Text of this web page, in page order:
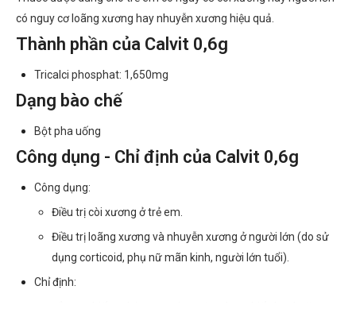
có nguy cơ loãng xương hay nhuyễn xương hiệu quả.
Thành phần của Calvit 0,6g
Tricalci phosphat: 1,650mg
Dạng bào chế
Bột pha uống
Công dụng - Chỉ định của Calvit 0,6g
Công dụng:
Điều trị còi xương ở trẻ em.
Điều trị loãng xương và nhuyễn xương ở người lớn (do sử
dụng corticoid, phụ nữ mãn kinh, người lớn tuổi).
Chỉ định: